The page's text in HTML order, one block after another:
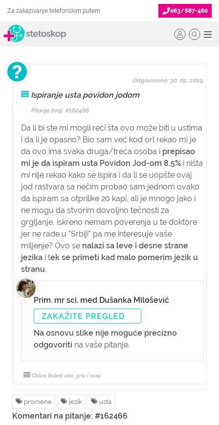
Za zakazivanje telefonskim putem 063/687-460
Ispiranje usta povidon jodom
Pitanje broj: #162466
Da li bi ste mi mogli reći šta ovo može biti u ustima
i da li je opasno? Bio sam već kod orl rekao mi je
da ovo ima svaka druga/treća osoba i prepisao
mi je da ispiram usta Povidon Jod-om 8,5% i ništa
mi nije rekao kako se ispira i da li se uopšte ovaj
jod rastvara sa nečim probao sam jednom ovako
da ispiram sa otprilike 20 kapi, ali je mnogo jako i
ne mogu da stvorim dovoljno tečnosti za
grgljanje, iskreno nemam poverenja u te doktore
jer ne rade u "Srbiji" pa me interesuje vaše
miljenje? Ovo se nalazi sa leve i desne strane
jezika i tek se primeti kad malo pomerim jezik u
stranu.
Odgovoreno: 30. 05. 2019.
Prim. mr sci. med Dušanka Milošević
ZAKAŽITE PREGLED
Na osnovu slike nije moguće precizno
odgovoriti na vaše pitanje.
Oblast Bolesti uha, grla i nosa
promene jezik usta
Komentari na pitanje: #162466